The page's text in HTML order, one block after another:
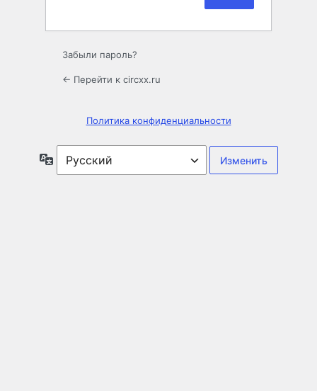
Забыли пароль?
← Перейти к circxx.ru
Политика конфиденциальности
Язык